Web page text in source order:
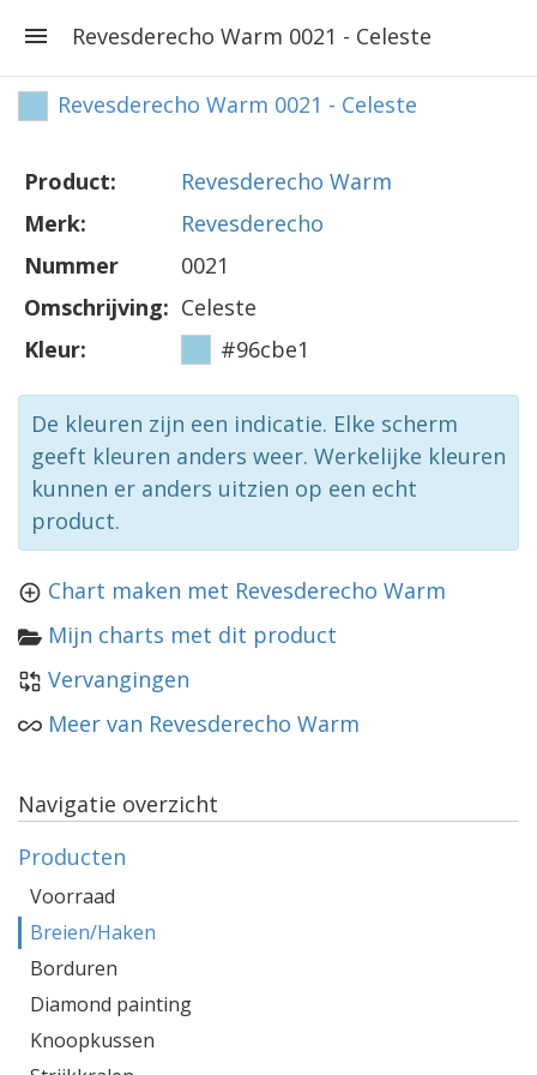
Revesderecho Warm 0021 - Celeste
Revesderecho Warm 0021 - Celeste
Product:
Revesderecho Warm
Merk:
Revesderecho
Nummer
0021
Omschrijving: Celeste
Kleur:
#96cbe1
De kleuren zijn een indicatie. Elke scherm
geeft kleuren anders weer. Werkelijke kleuren
kunnen er anders uitzien op een echt
product.
Chart maken met Revesderecho Warm
Mijn charts met dit product
Vervangingen
Meer van Revesderecho Warm
Navigatie overzicht
Producten
Voorraad
Breien/Haken
Borduren
Diamond painting
Knoopkussen